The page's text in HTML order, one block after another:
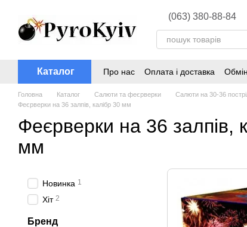
(063) 380-88-84
Каталог Про нас Оплата і доставка
Головна Каталог Салюти та феєрверки
Салюти на 30-36
Феєрверки на 36 залпів, калібр 30 мм
Феєрверки на 36 залпів,
мм
Новинка 1
Хіт 2
Бренд